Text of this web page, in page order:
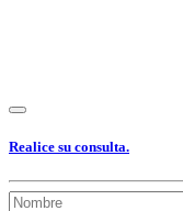
Realice su consulta.